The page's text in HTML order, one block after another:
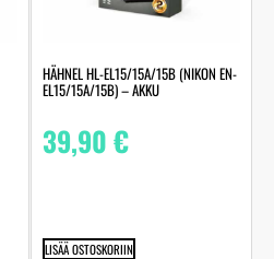
HÄHNEL HL-EL15/15A/15B (NIKON EN-
EL15/15A/15B) – AKKU
39,90€
LISÄÄ OSTOSKORIIN